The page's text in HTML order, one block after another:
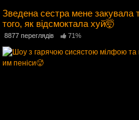
Зведена сестра мене закувала
того, як відсмоктала хуй🤯
8877 переглядів 71%